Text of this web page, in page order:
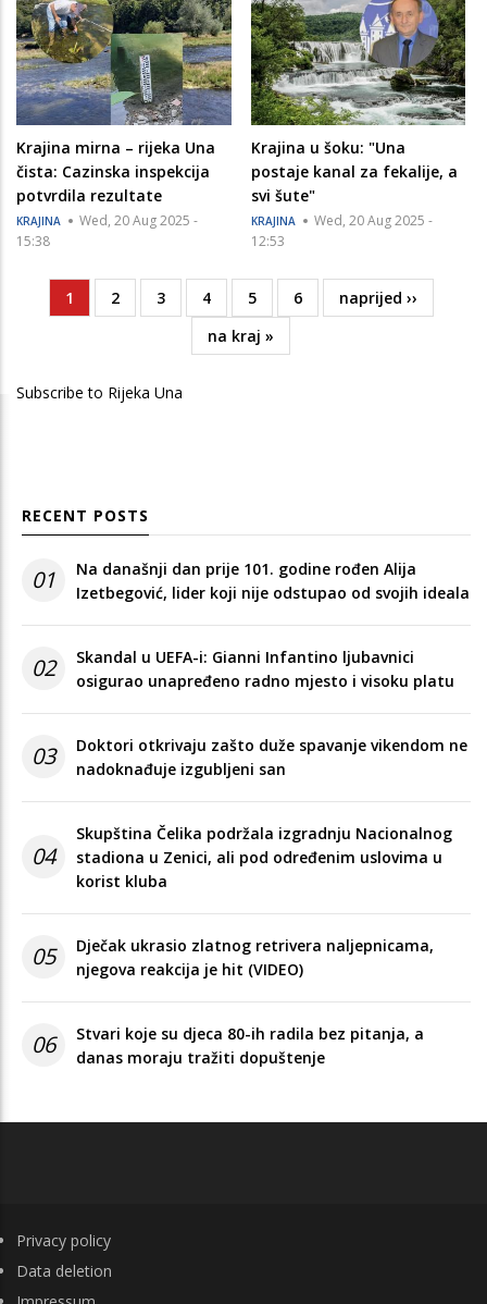
Krajina mirna – rijeka Una
čista: Cazinska inspekcija
potvrdila rezultate
KRAJINA
Wed, 20 Aug 2025 -
15:38
Krajina u šoku: "Una
postaje kanal za fekalije, a
svi šute"
KRAJINA
Wed, 20 Aug 2025 -
12:53
Pagination
Current
page
1 Page
2 Page
3 Page
4 Page
5 Page
6
Next
page
naprijed ››
Last
page
na kraj »
Subscribe to Rijeka Una
RECENT POSTS
01
Na današnji dan prije 101. godine rođen Alija
Izetbegović, lider koji nije odstupao od svojih ideala
02
Skandal u UEFA-i: Gianni Infantino ljubavnici
osigurao unapređeno radno mjesto i visoku platu
03
Doktori otkrivaju zašto duže spavanje vikendom ne
nadoknađuje izgubljeni san
04
Skupština Čelika podržala izgradnju Nacionalnog
stadiona u Zenici, ali pod određenim uslovima u
korist kluba
05
Dječak ukrasio zlatnog retrivera naljepnicama,
njegova reakcija je hit (VIDEO)
06
Stvari koje su djeca 80-ih radila bez pitanja, a
danas moraju tražiti dopuštenje
FOOTER
Privacy policy
Data deletion